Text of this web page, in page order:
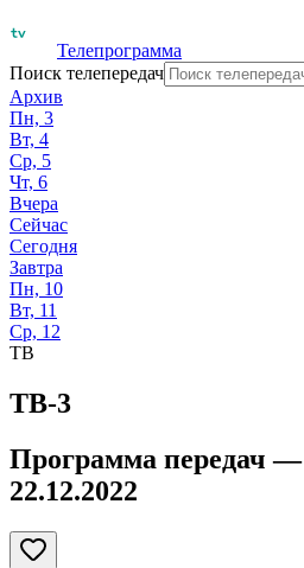
Телепрограмма
Поиск телепередач
Архив
Пн, 3
Вт, 4
Ср, 5
Чт, 6
Вчера
Сейчас
Сегодня
Завтра
Пн, 10
Вт, 11
Ср, 12
ТВ
ТВ-3
Программа передач —
22.12.2022